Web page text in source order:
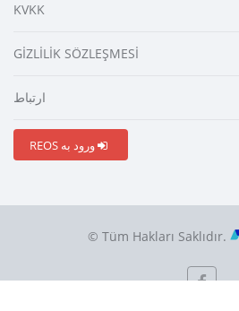
KVKK
GİZLİLİK SÖZLEŞMESİ
ارتباط
© Tüm Hakları Saklıdır.